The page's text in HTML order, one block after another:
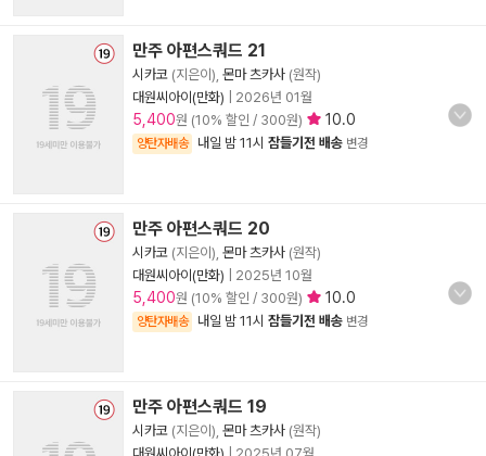
만주 아편스쿼드 21
시카코 (지은이), 몬마 츠카사 (원작)
대원씨아이(만화)
2026년 01월
5,400원 (10% 할인 / 300원) 10.0
양탄자배송 내일 밤 11시 잠들기전 배송 변경
만주 아편스쿼드 20
시카코 (지은이), 몬마 츠카사 (원작)
대원씨아이(만화)
2025년 10월
5,400원 (10% 할인 / 300원) 10.0
양탄자배송 내일 밤 11시 잠들기전 배송 변경
만주 아편스쿼드 19
시카코 (지은이), 몬마 츠카사 (원작)